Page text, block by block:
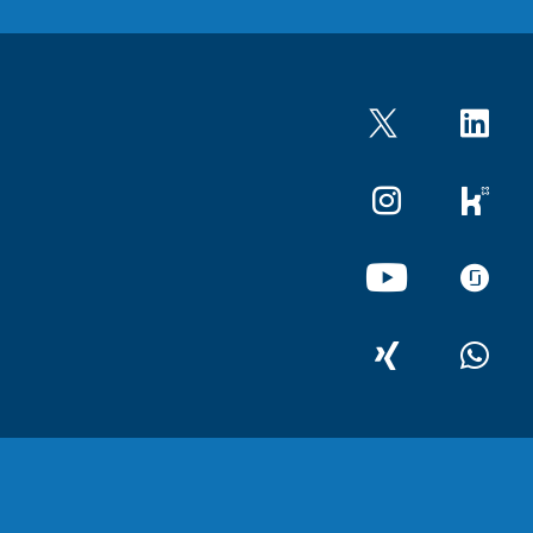
Twitter LinkedIn
Instagram kununu
YouTube
XING